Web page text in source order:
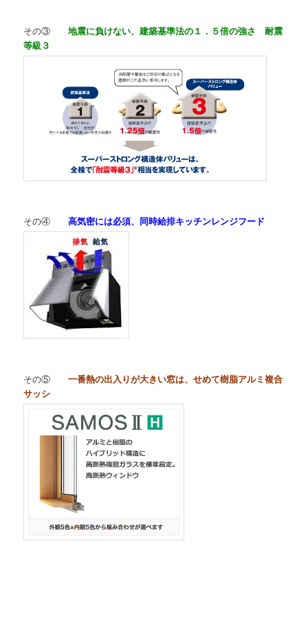
その③地震に負けない、建築基準法の１．５倍の強さ 耐震
等級３
その④高気密には必須、同時給排キッチンレンジフード
その⑤一番熱の出入りが大きい窓は、せめて樹脂アルミ複合
サッシ